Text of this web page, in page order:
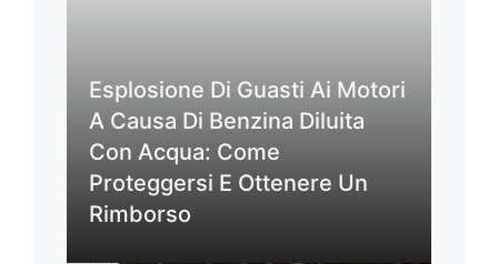
Esplosione Di Guasti Ai Motori
A Causa Di Benzina Diluita
Con Acqua: Come
Proteggersi E Ottenere Un
Rimborso